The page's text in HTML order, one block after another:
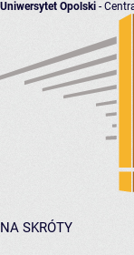
Uniwersytet Opolski -
NA SKRÓTY